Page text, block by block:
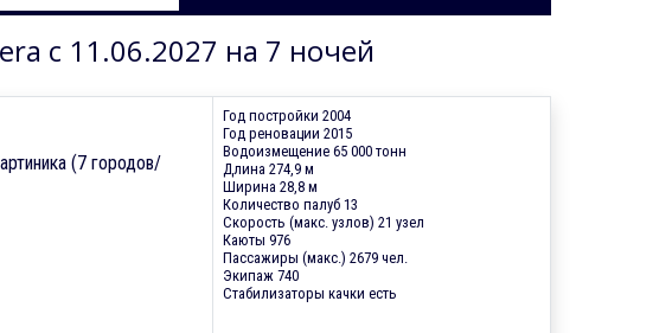
с 11.06.2027 на 7 ночей
(7 городов/
Год постройки 2004
Год реновации 2015
Водоизмещение 65 000 тонн
Длина 274,9 м
Ширина 28,8 м
Количество палуб 13
Скорость (макс. узлов) 21 узел
Каюты 976
Пассажиры (макс.) 2679 чел.
Экипаж 740
Стабилизаторы качки есть